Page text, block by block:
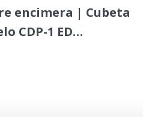
encimera | Cubeta
CDP-1 ED